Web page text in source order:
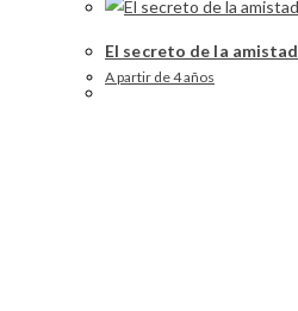
El secreto de la amistad
A partir de 4 años